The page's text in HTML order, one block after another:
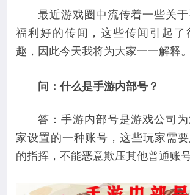
最近游戏圈中流传着一些关
福利好的传闻，这些传闻引起了
趣，因此今天我将为大家一一解释。
问：什么是手游内部号？
答：手游内部号是游戏公司
家设置的一种账号，这些玩家需
的指挥，不能恶意欺压其他普通账号